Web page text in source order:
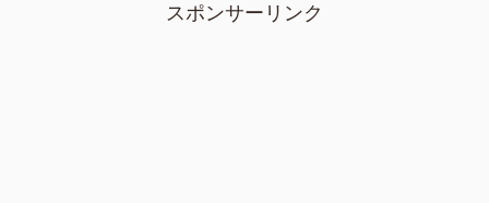
スポンサーリンク